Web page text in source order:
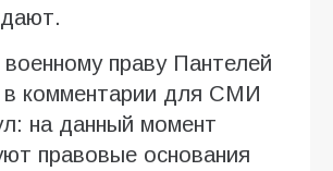
праву Пантелей
в комментарии для СМИ
на данный момент
правовые основания